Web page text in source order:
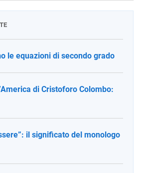
le equazioni di secondo grado
di Cristoforo Colombo:
il significato del monologo